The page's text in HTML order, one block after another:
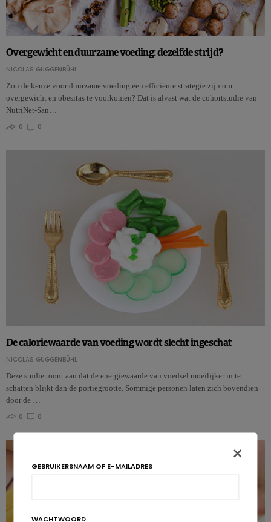
Overgewicht en duurzame voeding: dezelfde strijd?
NICOLAS GUGGENBÜHL
Zou de keuze voor duurzame voeding een efficiënte strategie zijn om
overgewicht en obesitas te voorkomen? Dat is alvast wat de cohortstudie van
NutriNet-San…
0
0
De caloriewaarde van voeding wordt slecht ingeschat
NICOLAS GUGGENBÜHL
Deze studie toont aan dat de energiewaarde van voedsel moeilijker in te
schatten blijkt dan de portiegrootte. Sommige personen laten zich bovendien
door de …
0
0
×
GEBRUIKERSNAAM OF E-MAILADRES
WACHTWOORD